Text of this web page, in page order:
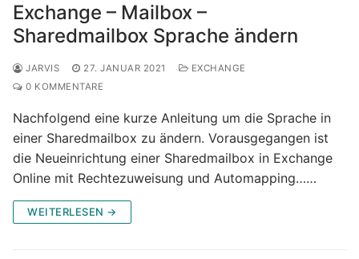
Exchange – Mailbox –
Sharedmailbox Sprache ändern
JARVIS 27. JANUAR 2021
EXCHANGE
0 KOMMENTARE
Nachfolgend eine kurze Anleitung um die Sprache in
einer Sharedmailbox zu ändern. Vorausgegangen ist
die Neueinrichtung einer Sharedmailbox in Exchange
Online mit Rechtezuweisung und Automapping……
WEITERLESEN →